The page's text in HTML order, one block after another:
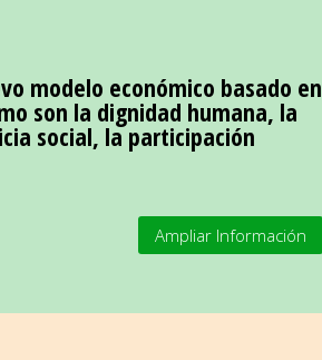
modelo económico basado en
son la dignidad humana, la
social, la participación
Ampliar Información